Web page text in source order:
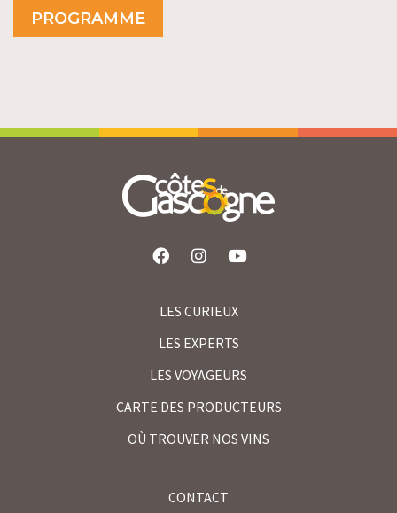
PROGRAMME
LES CURIEUX
LES EXPERTS
LES VOYAGEURS
CARTE DES PRODUCTEURS
OÙ TROUVER NOS VINS
CONTACT